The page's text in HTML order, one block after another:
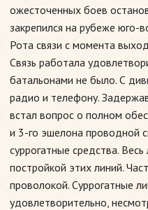
ожесточенных боев
закрепился на рубеже юго-
Рота связи с момента
Связь работала
батальонами не было. С
радио и телефону.
встал вопрос о полном
и 3-го эшелона проводной
суррогатные средства.
постройкой этих линий.
проволокой. Суррогатные
удовлетворительно,